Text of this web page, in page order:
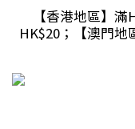
【滿額即送】訂單
充電器 ; 滿$699
【香港地區】
HK$20；【澳門地
【滿額即送】訂單
充電器 ; 滿$699